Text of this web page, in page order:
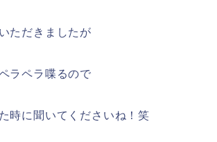
ただきましたが
ラペラ喋るので
時に聞いてくださいね！笑